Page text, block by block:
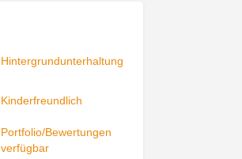
Hintergrundunterhaltung
Kinderfreundlich
Portfolio/Bewertungen
verfügbar